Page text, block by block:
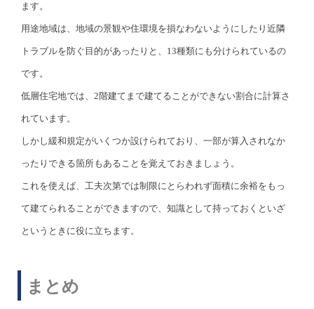
ます。
用途地域は、地域の景観や住環境を損なわないようにしたり近隣
トラブルを防ぐ目的があったりと、13種類にも分けられているの
です。
低層住宅地では、2階建てまで建てることができない割合に計算さ
れています。
しかし緩和規定がいくつか設けられており、一部が算入されなか
ったりできる箇所もあることを覚えておきましょう。
これを使えば、工夫次第では制限にとらわれず面積に余裕をもっ
て建てられることができますので、知識として持っておくといざ
というときに役に立ちます。
まとめ